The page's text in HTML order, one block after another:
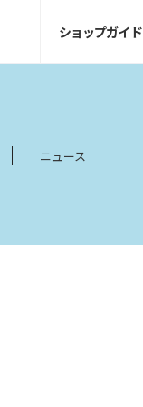
ショップガイド
ニュース